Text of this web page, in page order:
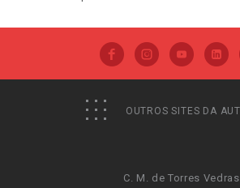
OUTROS SITES DA
C. M. de Torres Vedras